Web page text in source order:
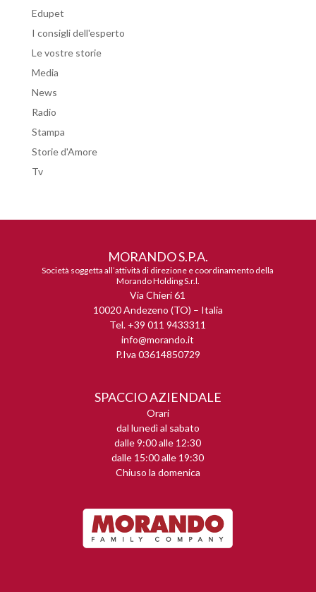
Edupet
I consigli dell'esperto
Le vostre storie
Media
News
Radio
Stampa
Storie d'Amore
Tv
MORANDO S.P.A.
Società soggetta all’attività di direzione e coordinamento della
Morando Holding S.r.l.
Via Chieri 61
10020 Andezeno (TO) – Italia
Tel. +39 011 9433311
info@morando.it
P.Iva 03614850729
SPACCIO AZIENDALE
Orari
dal lunedì al sabato
dalle 9:00 alle 12:30
dalle 15:00 alle 19:30
Chiuso la domenica